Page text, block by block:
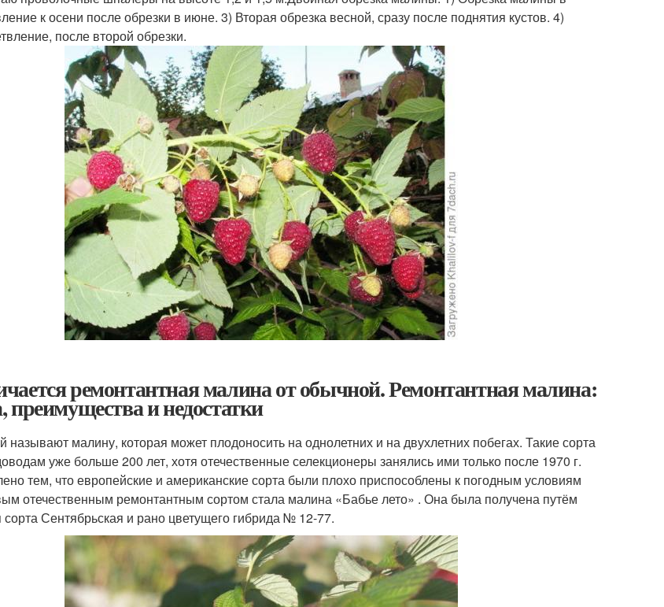
к осени после обрезки в июне. 3) Вторая обрезка весной, сразу после поднятия кустов. 4)
после второй обрезки.
ремонтантная малина от обычной. Ремонтантная малина:
преимущества и недостатки
называют малину, которая может плодоносить на однолетних и на двухлетних побегах. Такие сорта
уже больше 200 лет, хотя отечественные селекционеры занялись ими только после 1970 г.
тем, что европейские и американские сорта были плохо приспособлены к погодным условиям
отечественным ремонтантным сортом стала малина «Бабье лето» . Она была получена путём
Сентябрьская и рано цветущего гибрида № 12-77.